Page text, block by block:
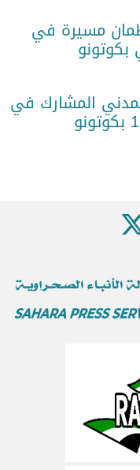
مسيرة في
بكوتونو
المشارك في